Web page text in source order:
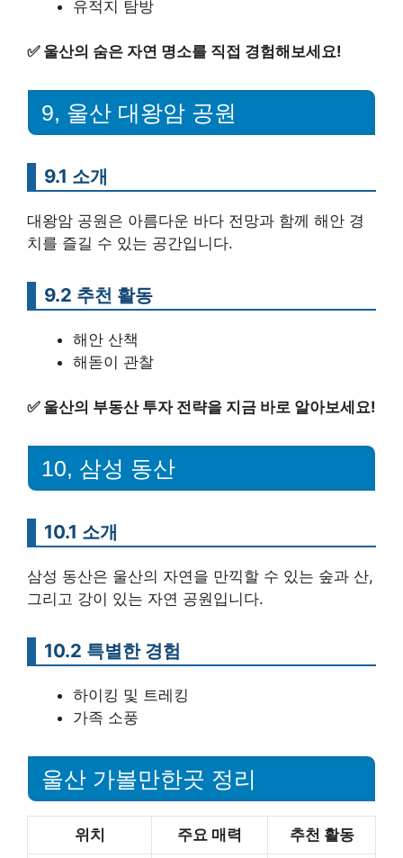
유적지 탐방
✅ 울산의 숨은 자연 명소를 직접 경험해보세요!
9, 울산 대왕암 공원
9.1 소개
대왕암 공원은 아름다운 바다 전망과 함께 해안 경
치를 즐길 수 있는 공간입니다.
9.2 추천 활동
해안 산책
해돋이 관찰
✅ 울산의 부동산 투자 전략을 지금 바로 알아보세요!
10, 삼성 동산
10.1 소개
삼성 동산은 울산의 자연을 만끽할 수 있는 숲과 산,
그리고 강이 있는 자연 공원입니다.
10.2 특별한 경험
하이킹 및 트레킹
가족 소풍
울산 가볼만한곳 정리
위치 주요 매력 추천 활동